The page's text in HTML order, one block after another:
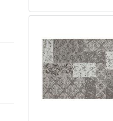
Idropulitrice